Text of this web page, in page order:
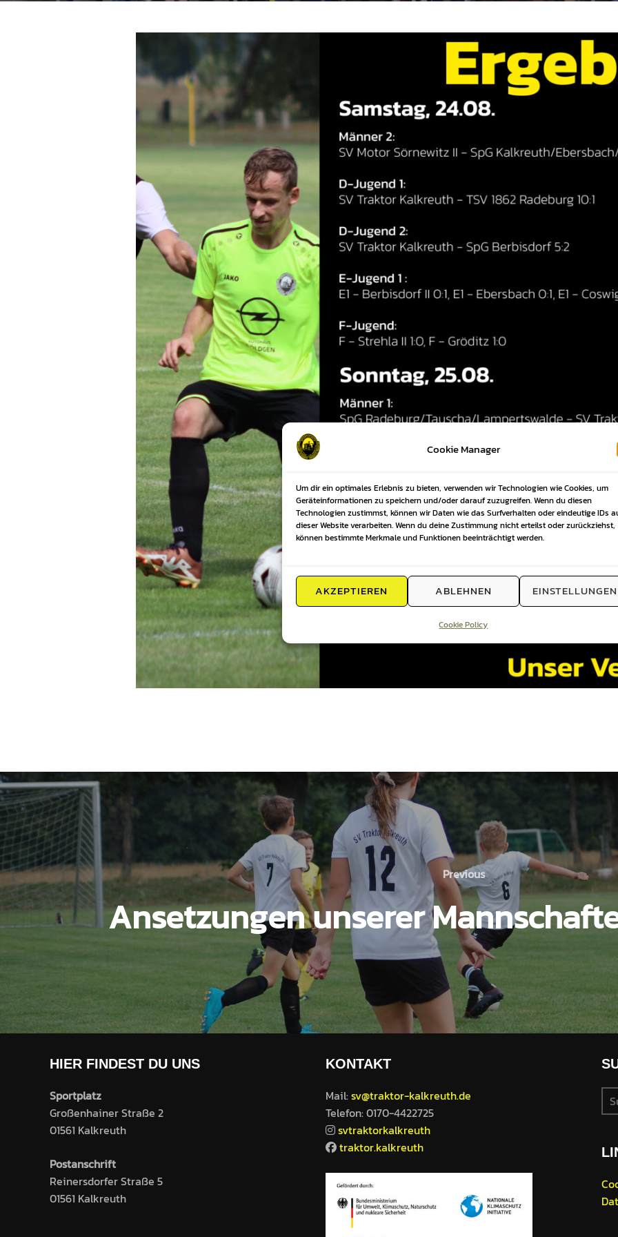
Cookie Manager
Um dir ein optimales Erlebnis zu bieten, verwenden wir Technologien wie Cookies, um
Geräteinformationen zu speichern und/oder darauf zuzugreifen. Wenn du diesen
Technologien zustimmst, können wir Daten wie das Surfverhalten oder eindeutige IDs
dieser Website verarbeiten. Wenn du deine Zustimmung nicht erteilst oder zurückziehst,
können bestimmte Merkmale und Funktionen beeinträchtigt werden.
AKZEPTIEREN ABLEHNEN EINSTELLUNGEN
Cookie Policy
Beitragsnavigation
Previous
Previous
Ansetzungen unserer
HIER FINDEST DU UNS
Sportplatz
Großenhainer Straße 2
01561 Kalkreuth
Postanschrift
Reinersdorfer Straße 5
01561 Kalkreuth
KONTAKT
Mail:sv@traktor-kalkreuth.de
Telefon: 0170-4422725
svtraktorkalkreuth
traktor.kalkreuth